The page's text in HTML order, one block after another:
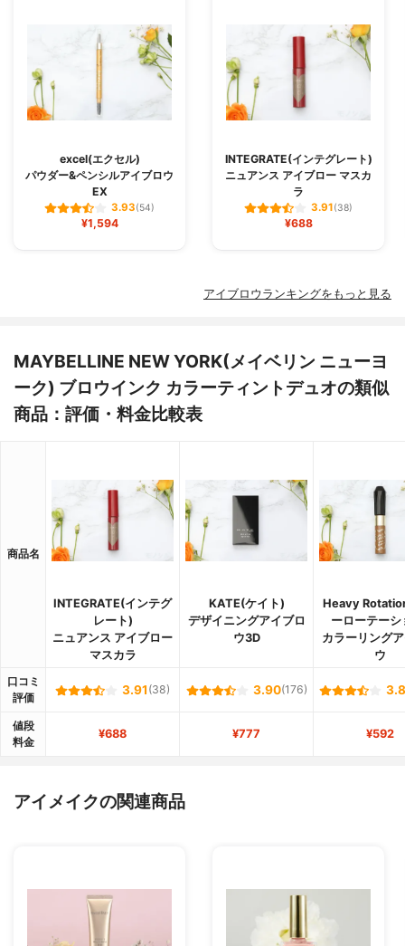
excel(エクセル)
パウダー&ペンシルアイブロウ
EX
3.93(54)
¥1,594
INTEGRATE(インテグレート)
ニュアンス アイブロー マスカ
ラ
3.91(38)
¥688
アイブロウランキングをもっと見る
MAYBELLINE NEW YORK(メイベリン ニューヨ
ーク) ブロウインク カラーティントデュオの類似
商品：評価・料金比較表
商品名
INTEGRATE(インテグ
レート)
ニュアンス アイブロー
マスカラ
KATE(ケイト)
デザイニングアイブロ
ウ3D
Heavy
ーローテーシ
カラーリング
ウ
口コミ
評価
3.91 (38) 3.90(176)
値段
料金
¥688 ¥777 ¥592
アイメイクの関連商品